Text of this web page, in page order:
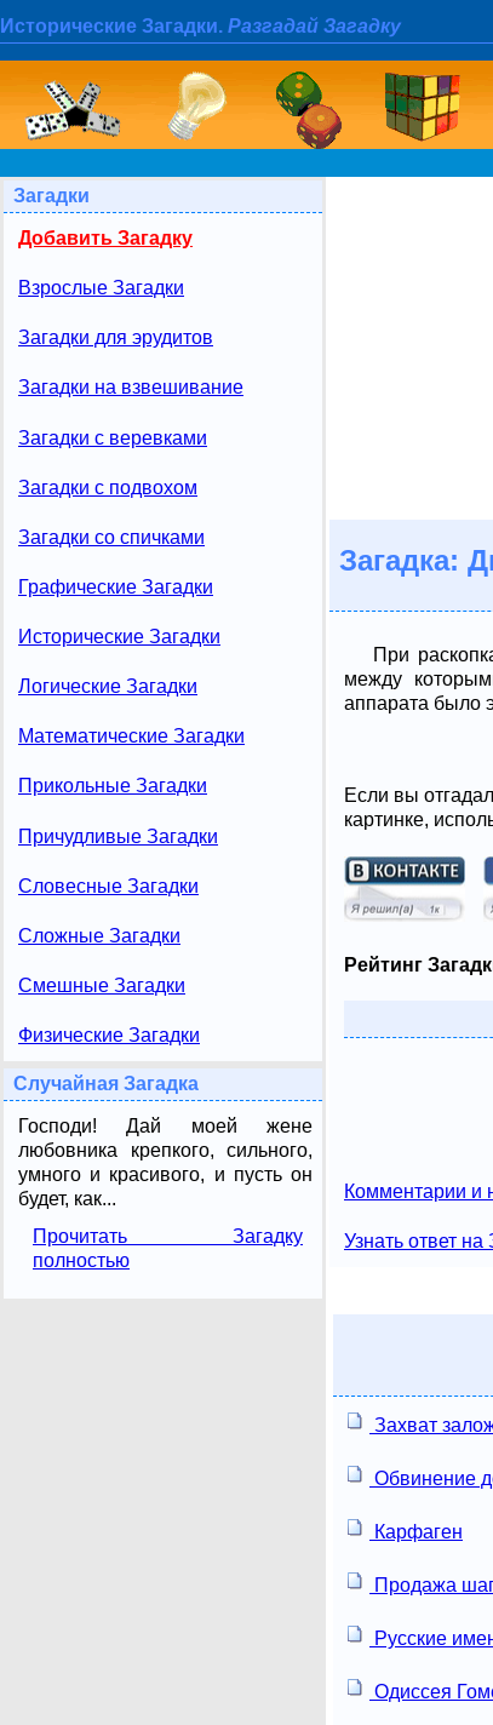
Исторические Загадки. Разгадай Загадку
Загадки
Добавить Загадку
Взрослые Загадки
Загадки для эрудитов
Загадки на взвешивание
Загадки с веревками
Загадки с подвохом
Загадки со спичками
Графические Загадки
Исторические Загадки
Логические Загадки
Математические Загадки
Прикольные Загадки
Причудливые Загадки
Словесные Загадки
Сложные Загадки
Смешные Загадки
Физические Загадки
Случайная Загадка
Господи! Дай моей жене
любовника крепкого, сильного,
умного и красивого, и пусть он
будет, как...
Прочитать Загадку
полностью
Загадка:
При
между
аппарата было
Если вы
картинке,
Рейтинг
Комментарии и
Узнать ответ на
Захват
Обвинение
Карфаген
Продажа
Русские
Одиссея